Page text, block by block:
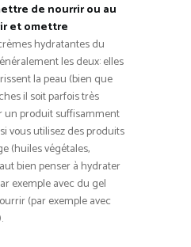
de nourrir ou au
et omettre
hydratantes du
les deux: elles
la peau (bien que
il soit parfois très
un produit suffisamment
vous utilisez des produits
(huiles végétales,
bien penser à hydrater
exemple avec du gel
(par exemple avec